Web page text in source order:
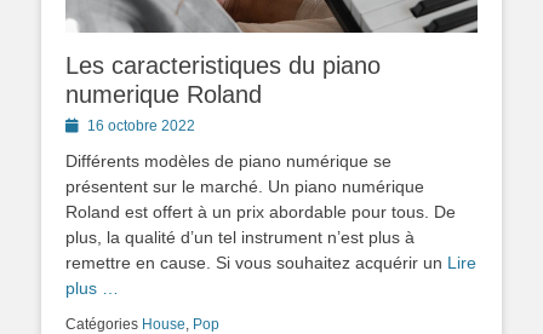
Les caracteristiques du piano
numerique Roland
Posted16 octobre 2022
Différents modèles de piano numérique se
présentent sur le marché. Un piano numérique
Roland est offert à un prix abordable pour tous. De
plus, la qualité d’un tel instrument n’est plus à
remettre en cause. Si vous souhaitez acquérir un Lire
plus …
Catégories House, Pop